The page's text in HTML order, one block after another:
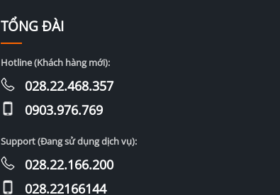
TỔNG ĐÀI
Hotline (Khách hàng mới):
028.22.468.357
0903.976.769
Support (Đang sử dụng dịch vụ):
028.22.166.200
028.22166144